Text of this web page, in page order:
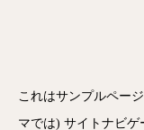
これはサンプルペー
マでは) サイトナビ